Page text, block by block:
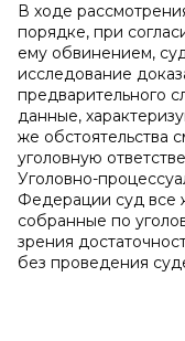
В ходе
порядке, при
ему обвинением,
исследование
предварительного
данные,
же обстоятельства
уголовную
Уголовно-
Федерации суд все
собранные по
зрения
без проведения